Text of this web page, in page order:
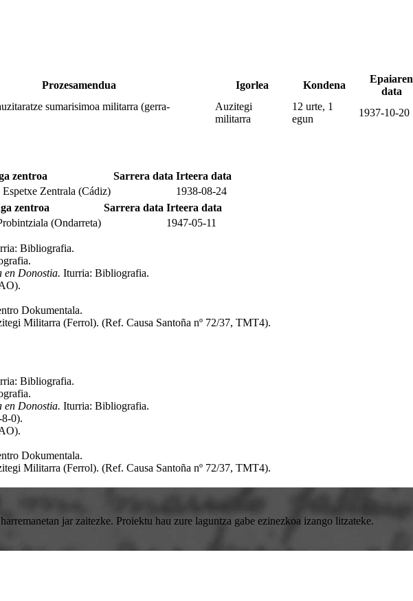
Prozesamendua Igorlea Kondena
Epaiaren
data
sumarisimoa militarra (gerra-
Auzitegi
militarra
12 urte, 1
egun
1937-10-20
zentroa Sarrera data Irteera data
Zentrala (Cádiz)
1938-08-24
zentroa Sarrera data Irteera data
(Ondarreta) 1947-05-11
Bibliografia.
.
en Donostia. Iturria: Bibliografia.
.
Dokumentala.
Militarra (Ferrol). (Ref. Causa Santoña nº 72/37, TMT4).
Bibliografia.
.
en Donostia. Iturria: Bibliografia.
8-0).
.
Dokumentala.
Militarra (Ferrol). (Ref. Causa Santoña nº 72/37, TMT4).
jar zaitezke. Proiektu hau zure laguntza gabe ezinezkoa izango litzateke.